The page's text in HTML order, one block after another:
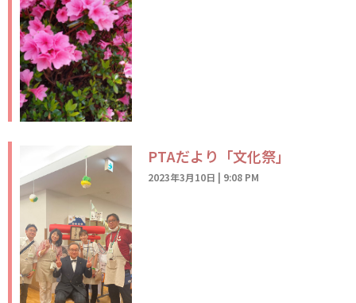
PTAだより「文化祭」
2023年3月10日 9:08 PM